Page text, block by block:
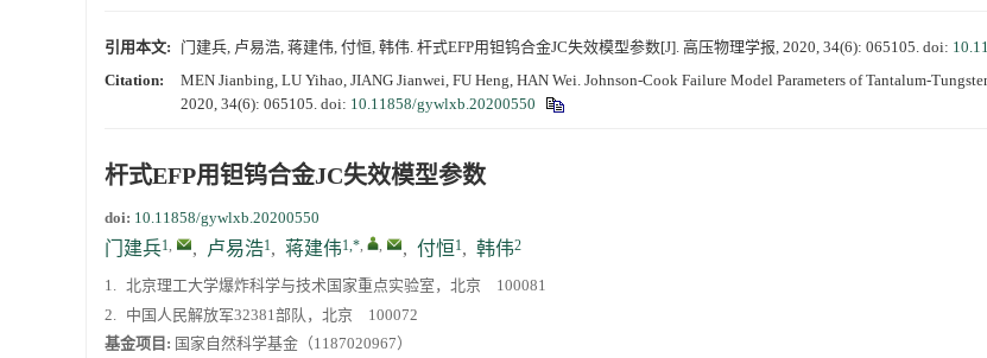
通知
《高压物理学报》第三届青年编委会招募启事
引用本文: 门建兵, 卢易浩, 蒋建伟, 付恒, 韩伟. 杆式EFP用钽钨合金JC失效模型参数[J]. 高压物理学报, 2020, 34(6): 065105. doi:
Citation:
MEN Jianbing, LU Yihao, JIANG Jianwei, FU Heng, HAN Wei. Johnson-Cook Failure Model Parameters of Tantalum-
2020, 34(6): 065105. doi: 10.11858/gywlxb.20200550
杆式EFP用钽钨合金JC失效模型参数
doi: 10.11858/gywlxb.20200550
门建兵1, , 卢易浩1, 蒋建伟1,*, , , 付恒1, 韩伟2
1. 北京理工大学爆炸科学与技术国家重点实验室，北京 100081
2. 中国人民解放军32381部队，北京 100072
基金项目: 国家自然科学基金（1187020967）